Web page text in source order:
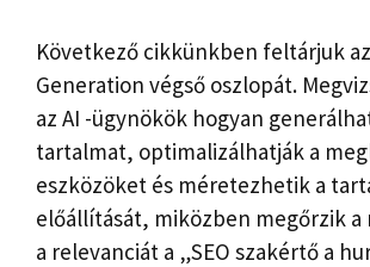
Következő cikkünkben feltárjuk
Generation végső oszlopát.
az AI -ügynökök hogyan
tartalmat, optimalizálhatják a
eszközöket és méretezhetik a
előállítását, miközben megőrzik a
a relevanciát a „SEO szakértő a